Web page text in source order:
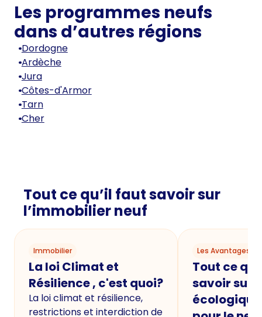
Les programmes neufs
dans d’autres régions
Dordogne
Ardèche
Jura
Côtes-d'Armor
Tarn
Cher
Tout ce qu’il faut savoir sur
l’immobilier neuf
Immobilier
La loi Climat et
Résilience , c'est quoi?
La loi climat et résilience,
restrictions et interdiction de
Les Avantages
Tout ce
savoir sur
écologique